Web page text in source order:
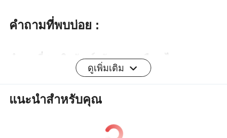
คำถามที่พบบ่อย :
ผลิตภัณฑ์หลักของคุณคืออะไร
ถ้วยกระดาษถ้วยกระดาษถ้วยกระดาษสำหรับไอศกรีม
ถ้วยซุปกระดาษชามสลัดกระดาษกล่องกระดาษ
สำหรับพิซซ่าแผ่นกระดาษ กล่องอาหารเที่ยงและ
กล่องนำกลับ , ปลอกหุ้ม PE, ถุงมือ PE และภาชนะ
ดูเพิ่มเติม
แนะนำสำหรับคุณ